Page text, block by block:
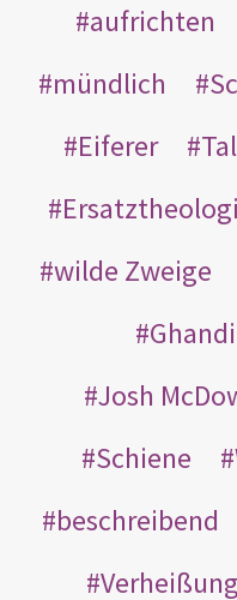
aufrichten
mündlich
Eiferer
wilde Zweige
Ghandi
Josh
Schiene
beschreibend